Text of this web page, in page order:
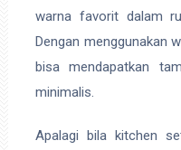
warna favorit dalam
Dengan menggunakan
bisa mendapatkan
minimalis.
Apalagi bila kitchen